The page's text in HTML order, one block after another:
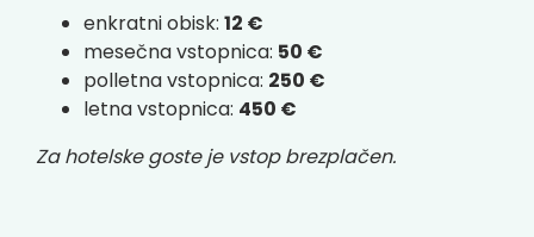
enkratni obisk: 12 €
mesečna vstopnica: 50 €
polletna vstopnica: 250 €
letna vstopnica: 450 €
Za hotelske goste je vstop brezplačen.